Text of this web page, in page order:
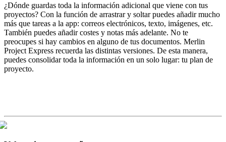
¿Dónde guardas toda la información adicional que viene con tus
proyectos? Con la función de arrastrar y soltar puedes añadir mucho
más que tareas a la app: correos electrónicos, texto, imágenes, etc.
También puedes añadir costes y notas más adelante. No te
preocupes si hay cambios en alguno de tus documentos. Merlin
Project Express recuerda las distintas versiones. De esta manera,
puedes consolidar toda la información en un solo lugar: tu plan de
proyecto.